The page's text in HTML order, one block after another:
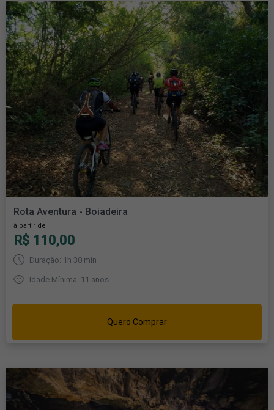
Rota Aventura - Boiadeira
à partir de
R$ 110,00
Duração: 1h 30 min
Idade Mínima: 11 anos
Quero Comprar